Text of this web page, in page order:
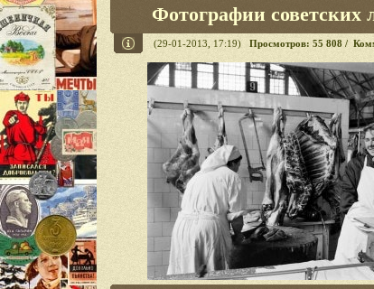
Фотографии советских
(29-01-2013, 17:19) Просмотров: 55 808 /